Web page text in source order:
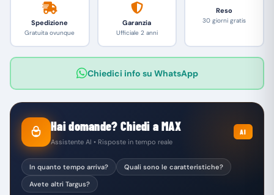
Spedizione
Gratuita ovunque
Garanzia
Ufficiale 2 anni
Reso
30 giorni gratis
Chiedici info su WhatsApp
Hai domande? Chiedi a MAX
Assistente AI • Risposte in tempo reale
AI
In quanto tempo arriva?
Quali sono le caratteristiche?
Avete altri Targus?